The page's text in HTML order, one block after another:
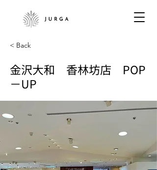
< Back
金沢大和 香林坊店 POP
－UP